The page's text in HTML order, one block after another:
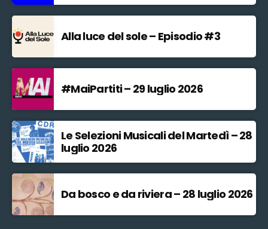
Alla luce del sole – Episodio #3
#MaiPartiti – 29 luglio 2026
Le Selezioni Musicali del Martedì – 28
luglio 2026
Da bosco e da riviera – 28 luglio 2026